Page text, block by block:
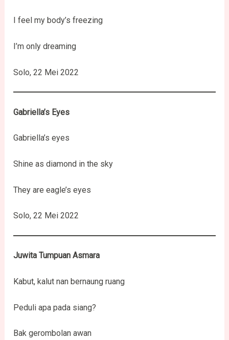
I feel my body’s freezing
I’m only dreaming
Solo, 22 Mei 2022
Gabriella’s Eyes
Gabriella’s eyes
Shine as diamond in the sky
They are eagle’s eyes
Solo, 22 Mei 2022
Juwita Tumpuan Asmara
Kabut, kalut nan bernaung ruang
Peduli apa pada siang?
Bak gerombolan awan